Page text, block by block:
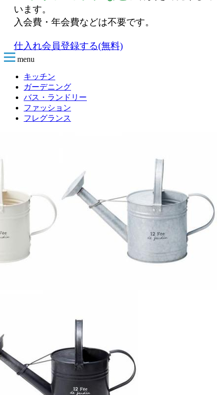
います。
入会費・年会費などは不要です。
仕入れ会員登録する(無料)
menu
キッチン
ガーデニング
バス・ランドリー
ファッション
フレグランス